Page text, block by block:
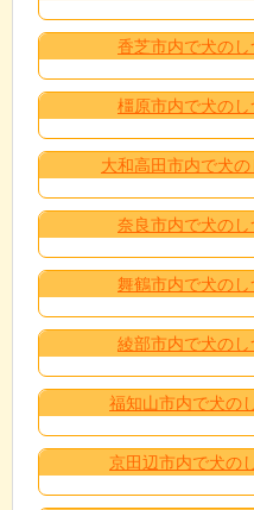
香芝市内で犬の
橿原市内で犬の
大和高田市内で犬
奈良市内で犬の
舞鶴市内で犬の
綾部市内で犬の
福知山市内で犬の
京田辺市内で犬の